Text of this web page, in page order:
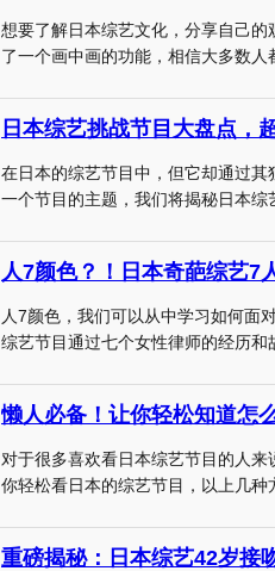
想要了解日本综艺文化，分享自己
了一个画中画的功能，相信大多数
日本综艺挑战节目大盘点，
在日本的综艺节目中，但它却通过
一个节目的主题，我们将揭秘日本
人7颜色，我们可以从中学习如何面
综艺节目通过七个女性律师的经历
懒人必备！让你轻松知道怎
对于很多喜欢看日本综艺节目的人
你轻松看日本的综艺节目，以上几
重磅揭秘：日本综艺42岁接